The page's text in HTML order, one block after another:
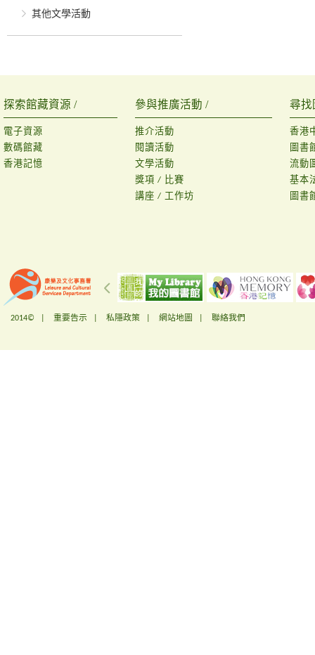
其他文學活動
探索館藏資源 /
電子資源
數碼館藏
香港記憶
參與推廣活動 /
推介活動
閱讀活動
文學活動
獎項 / 比賽
講座 / 工作坊
尋找
香港
圖書
流動
基本
圖書
2014© | 重要告示 私隱政策 網站地圖 聯絡我們